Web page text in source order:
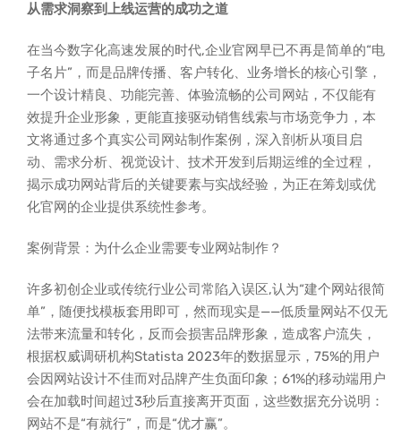
从需求洞察到上线运营的成功之道
在当今数字化高速发展的时代,企业官网早已不再是简单的“电
子名片”，而是品牌传播、客户转化、业务增长的核心引擎，
一个设计精良、功能完善、体验流畅的公司网站，不仅能有
效提升企业形象，更能直接驱动销售线索与市场竞争力，本
文将通过多个真实公司网站制作案例，深入剖析从项目启
动、需求分析、视觉设计、技术开发到后期运维的全过程，
揭示成功网站背后的关键要素与实战经验，为正在筹划或优
化官网的企业提供系统性参考。
案例背景：为什么企业需要专业网站制作？
许多初创企业或传统行业公司常陷入误区,认为“建个网站很简
单”，随便找模板套用即可，然而现实是——低质量网站不仅无
法带来流量和转化，反而会损害品牌形象，造成客户流失，
根据权威调研机构Statista 2023年的数据显示，75%的用户
会因网站设计不佳而对品牌产生负面印象；61%的移动端用户
会在加载时间超过3秒后直接离开页面，这些数据充分说明：
网站不是“有就行”，而是“优才赢”。